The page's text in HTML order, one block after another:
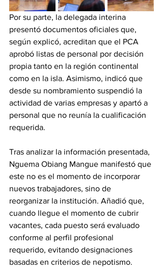
Por su parte, la delegada interina
presentó documentos oficiales que,
según explicó, acreditan que el PCA
aprobó listas de personal por decisión
propia tanto en la región continental
como en la isla. Asimismo, indicó que
desde su nombramiento suspendió la
actividad de varias empresas y apartó a
personal que no reunía la cualificación
requerida.
Tras analizar la información presentada,
Nguema Obiang Mangue manifestó que
este no es el momento de incorporar
nuevos trabajadores, sino de
reorganizar la institución. Añadió que,
cuando llegue el momento de cubrir
vacantes, cada puesto será evaluado
conforme al perfil profesional
requerido, evitando designaciones
basadas en criterios de nepotismo.